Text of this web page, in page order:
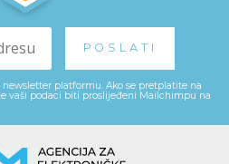
platformu. Ako se pretplatite na
vaši podaci biti proslijeđeni Mailchimpu na